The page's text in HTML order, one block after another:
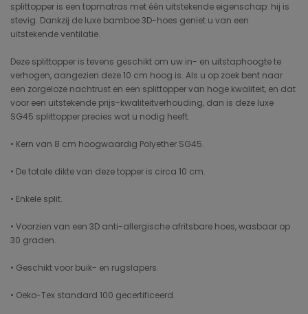
splittopper is een topmatras met één uitstekende eigenschap: hij is
stevig. Dankzij de luxe bamboe 3D-hoes geniet u van een
uitstekende ventilatie.
Deze splittopper is tevens geschikt om uw in- en uitstaphoogte te
verhogen, aangezien deze 10 cm hoog is. Als u op zoek bent naar
een zorgeloze nachtrust en een splittopper van hoge kwaliteit, en dat
voor een uitstekende prijs-kwaliteitverhouding, dan is deze luxe
SG45 splittopper precies wat u nodig heeft.
• Kern van 8 cm hoogwaardig Polyether SG45.
• De totale dikte van deze topper is circa 10 cm.
• Enkele split.
• Voorzien van een 3D anti-allergische afritsbare hoes, wasbaar op
30 graden.
• Geschikt voor buik- en rugslapers.
• Oeko-Tex standard 100 gecertificeerd.